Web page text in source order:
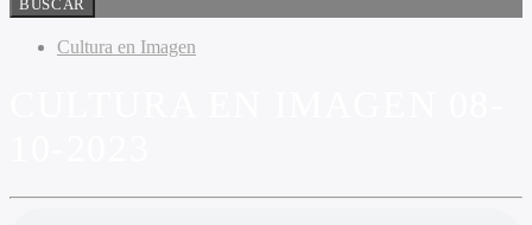
Cultura en Imagen